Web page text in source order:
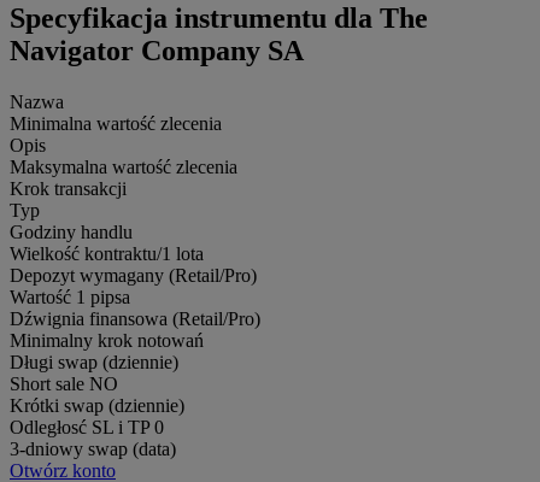
Specyfikacja instrumentu dla The
Navigator Company SA
Nazwa
Minimalna wartość zlecenia
Opis
Maksymalna wartość zlecenia
Krok transakcji
Typ
Godziny handlu
Wielkość kontraktu/1 lota
Depozyt wymagany (Retail/Pro)
Wartość 1 pipsa
Dźwignia finansowa (Retail/Pro)
Minimalny krok notowań
Długi swap (dziennie)
Short sale NO
Krótki swap (dziennie)
Odległosć SL i TP 0
3-dniowy swap (data)
Otwórz konto